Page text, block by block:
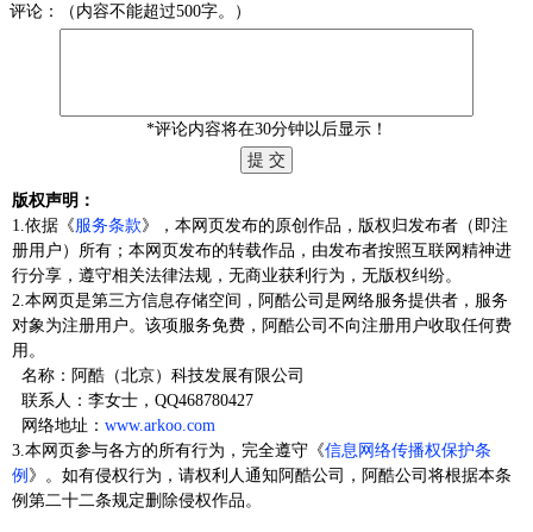
评论：（内容不能超过500字。）
*评论内容将在30分钟以后显示！
版权声明：
1.依据《服务条款》，本网页发布的原创作品，版权归发布者（即注
册用户）所有；本网页发布的转载作品，由发布者按照互联网精神进
行分享，遵守相关法律法规，无商业获利行为，无版权纠纷。
2.本网页是第三方信息存储空间，阿酷公司是网络服务提供者，服务
对象为注册用户。该项服务免费，阿酷公司不向注册用户收取任何费
用。
名称：阿酷（北京）科技发展有限公司
联系人：李女士，QQ468780427
网络地址： www.arkoo.com
3.本网页参与各方的所有行为，完全遵守《信息网络传播权保护条
例 》。如有侵权行为，请权利人通知阿酷公司，阿酷公司将根据本条
例第二十二条规定删除侵权作品。